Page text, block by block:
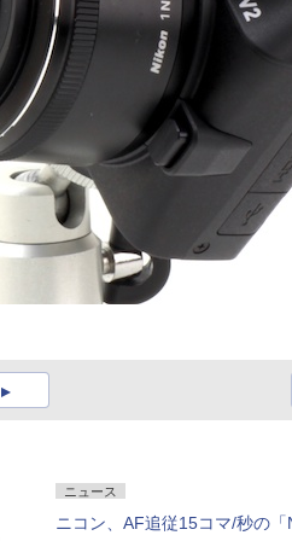
ニュース
ニコン、AF追従15コマ/秒の「